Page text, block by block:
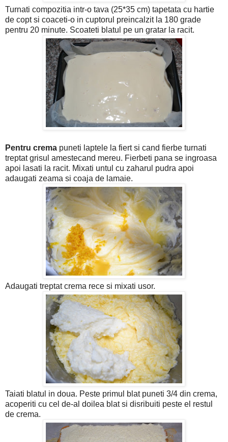
Turnati compozitia intr-o tava (25*35 cm) tapetata cu hartie
de copt si coaceti-o in cuptorul preincalzit la 180 grade
pentru 20 minute. Scoateti blatul pe un gratar la racit.
Pentru crema puneti laptele la fiert si cand fierbe turnati
treptat grisul amestecand mereu. Fierbeti pana se ingroasa
apoi lasati la racit. Mixati untul cu zaharul pudra apoi
adaugati zeama si coaja de lamaie.
Adaugati treptat crema rece si mixati usor.
Taiati blatul in doua. Peste primul blat puneti 3/4 din crema,
acoperiti cu cel de-al doilea blat si disribuiti peste el restul
de crema.